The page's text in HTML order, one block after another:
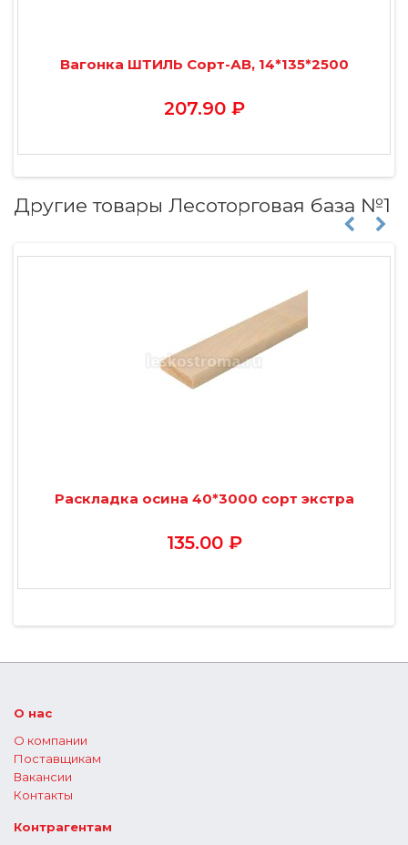
Вагонка ШТИЛЬ Сорт-АВ, 14*135*2500
207.90 ₽
Другие товары Лесоторговая база №1
Раскладка осина 40*3000 сорт экстра
135.00 ₽
О нас
О компании
Поставщикам
Вакансии
Контакты
Контрагентам